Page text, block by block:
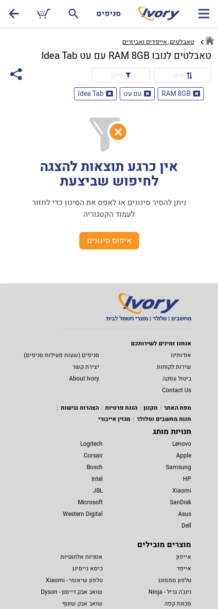
סניפים
טאבלטים, אייפדים ואביזרים
טאבלטים לנובו RAM 8GB עם עט Idea Tab
מיון
סינון
RAM 8GB
עם עט Idea Tab
אין כרגע תוצאות להצגה
לחיפוש שביצעת
ניתן להסיר סינונים או לאפס את הסינון כדי לחזור
לעמוד הקטגוריה
איפוס סינונים
אנחנו זמינים לשירותכם
אודותינו
סניפים (שעות פעילות סניפים)
שירות לקוחות
יצירת קשר
ביטול עסקה
About Ivory
Contact Us
מפת האתר
תקנון הגנת פרטיות
הצהרות נגישות
חנות מחשבים וסלולר
מגזין אייבורי
חנויות מותג
Lenovo
Apple
Samsung
HP
Xiaomi
SanDisk
Asus
Dell
Logitech
Corsair
Bosch
Intel
JBL
Microsoft
Western Digital
מוצרים מובילים
אייפון
אייפד
טלפון סמסונג
נינג'ה גריל - Ninja
מכונת קפה
אוזניות אלחוטיות
כיסא גיימינג
טלפון שיאומי - Xiaomi
שואב אבק דייסון - Dyson
שואב אבק שוטף